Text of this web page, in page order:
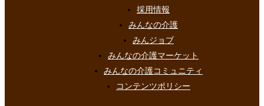
採用情報
みんなの介護
みんジョブ
みんなの介護マーケット
みんなの介護コミュニティ
コンテンツポリシー